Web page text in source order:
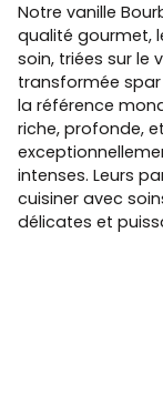
Notre vanille
qualité gourmet,
soin, triées sur le
transformée
la référence
riche, profonde,
intenses. Leurs
cuisiner avec
délicates et